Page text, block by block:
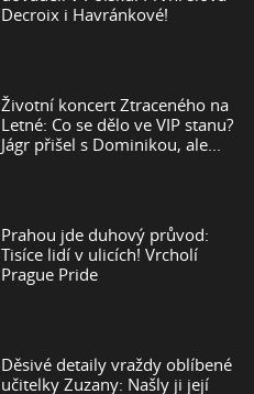
Decroix i Havránkové!
Životní koncert Ztraceného na
Letné: Co se dělo ve VIP stanu?
Jágr přišel s Dominikou, ale...
Prahou jde duhový průvod:
Tisíce lidí v ulicích! Vrcholí
Prague Pride
Děsivé detaily vraždy oblíbené
učitelky Zuzany: Našly ji její